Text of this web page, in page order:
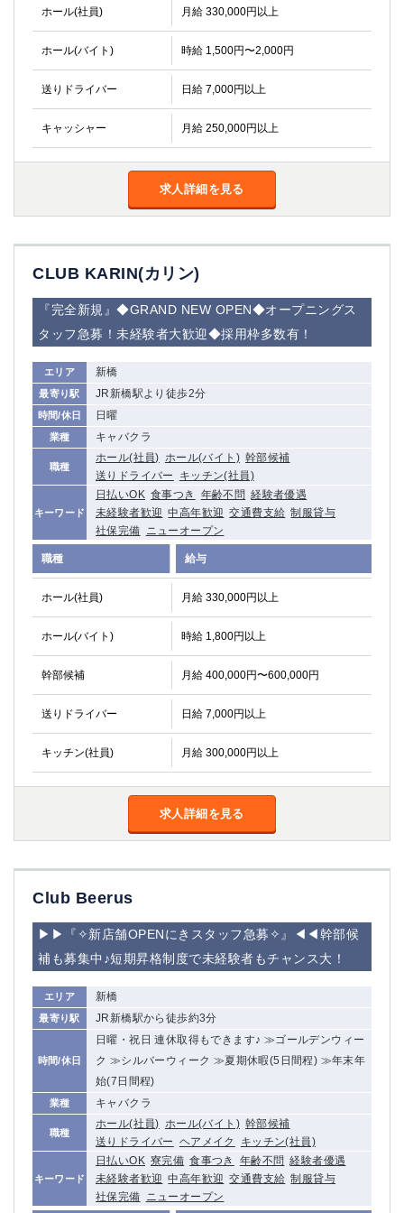
ホール(社員) 月給 330,000円以上
ホール(バイト) 時給 1,500円〜2,000円
送りドライバー 日給 7,000円以上
キャッシャー 月給 250,000円以上
求人詳細を見る
CLUB KARIN(カリン)
『完全新規』◆GRAND NEW OPEN◆オープニングス
タッフ急募！未経験者大歓迎◆採用枠多数有！
エリア 新橋
最寄り駅 JR新橋駅より徒歩2分
時間/休日 日曜
業種 キャバクラ
職種
ホール(社員) ホール(バイト) 幹部候補
送りドライバー
キッチン(社員)
キーワード
日払いOK 食事つき 年齢不問 経験者優遇
未経験者歓迎 中高年歓迎 交通費支給 制服貸与
社保完備 ニューオープン
職種 給与
ホール(社員) 月給 330,000円以上
ホール(バイト) 時給 1,800円以上
幹部候補 月給 400,000円〜600,000円
送りドライバー 日給 7,000円以上
キッチン(社員) 月給 300,000円以上
求人詳細を見る
Club Beerus
▶▶『✧新店舗OPENにきスタッフ急募✧』◀◀幹部候
補も募集中♪短期昇格制度で未経験者もチャンス大！
エリア 新橋
最寄り駅 JR新橋駅から徒歩約3分
時間/休日
日曜・祝日 連休取得もできます♪ ≫ゴールデンウィー
ク ≫シルバーウィーク ≫夏期休暇(5日間程) ≫年末年
始(7日間程)
業種 キャバクラ
職種
ホール(社員) ホール(バイト) 幹部候補
送りドライバー ヘアメイク キッチン(社員)
キーワード
日払いOK 寮完備 食事つき 年齢不問 経験者優遇
未経験者歓迎 中高年歓迎 交通費支給 制服貸与
社保完備 ニューオープン